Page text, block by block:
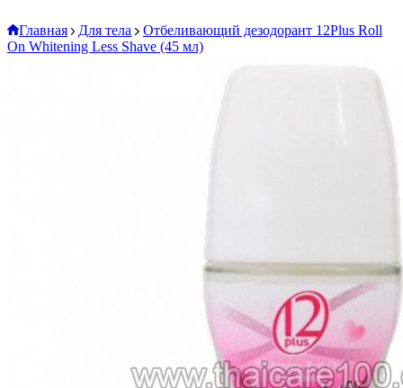
Главная Для тела
Отбеливающий дезодорант 12Plus Roll
On Whitening Less Shave (45 мл)